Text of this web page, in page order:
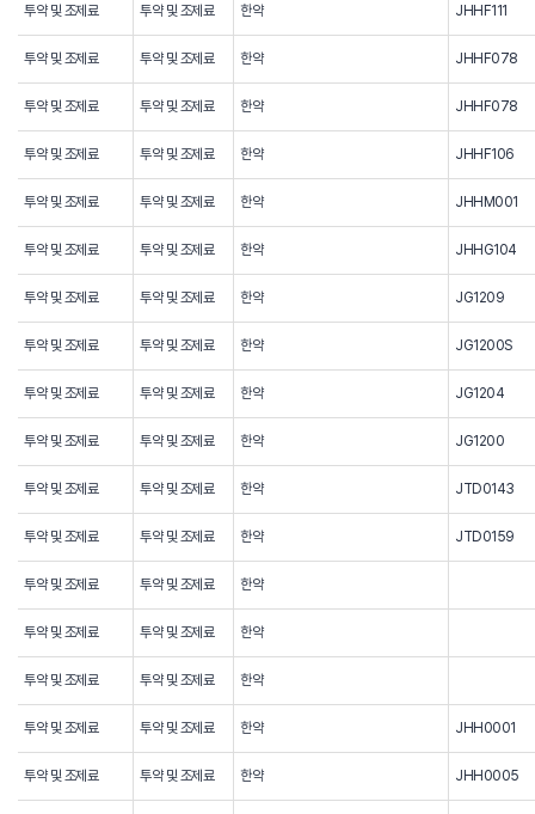
투약 및 조제료 투약 및 조제료 한약 JHHF111
투약 및 조제료 투약 및 조제료 한약 JHHF078
투약 및 조제료 투약 및 조제료 한약 JHHF078
투약 및 조제료 투약 및 조제료 한약 JHHF106
투약 및 조제료 투약 및 조제료 한약 JHHM001
투약 및 조제료 투약 및 조제료 한약 JHHG104
투약 및 조제료 투약 및 조제료 한약 JG1209
투약 및 조제료 투약 및 조제료 한약 JG1200S
투약 및 조제료 투약 및 조제료 한약 JG1204
투약 및 조제료 투약 및 조제료 한약 JG1200
투약 및 조제료 투약 및 조제료 한약 JTD0143
투약 및 조제료 투약 및 조제료 한약 JTD0159
투약 및 조제료 투약 및 조제료 한약
투약 및 조제료 투약 및 조제료 한약
투약 및 조제료 투약 및 조제료 한약
투약 및 조제료 투약 및 조제료 한약 JHH0001
투약 및 조제료 투약 및 조제료 한약 JHH0005